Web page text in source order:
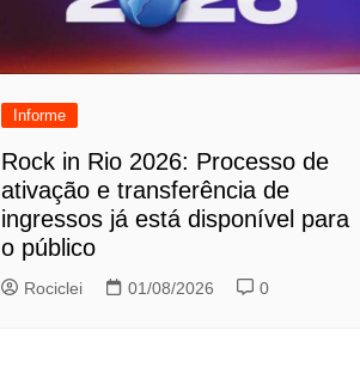
Informe
Rock in Rio 2026: Processo de
ativação e transferência de
ingressos já está disponível para
o público
Rociclei 01/08/2026 0